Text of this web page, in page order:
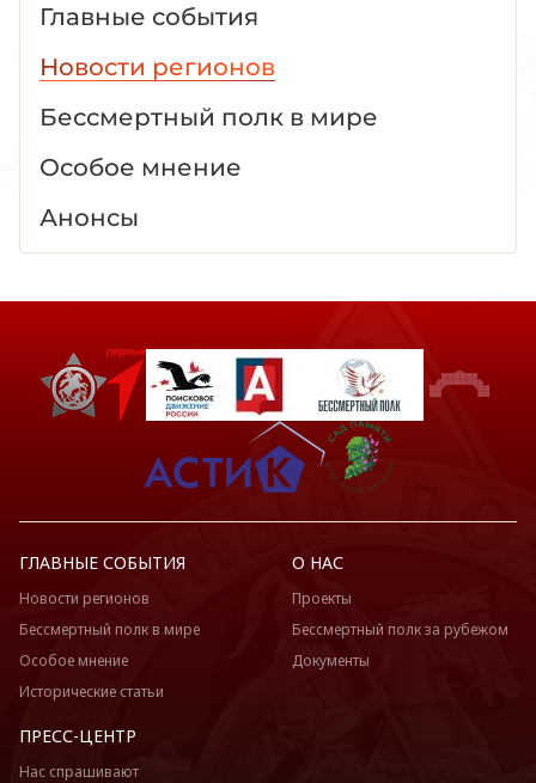
Главные события
Новости регионов
Бессмертный полк в мире
Особое мнение
Анонсы
ГЛАВНЫЕ СОБЫТИЯ
Новости регионов
Бессмертный полк в мире
Особое мнение
Исторические статьи
О НАС
Проекты
Бессмертный полк за рубежом
Документы
ПРЕСС-ЦЕНТР
Нас спрашивают